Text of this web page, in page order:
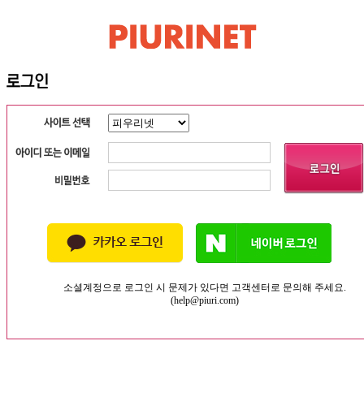
소셜계정으로 로그인 시 문제가 있다면 고객센터로 문의해 주세요.
(help@piuri.com)